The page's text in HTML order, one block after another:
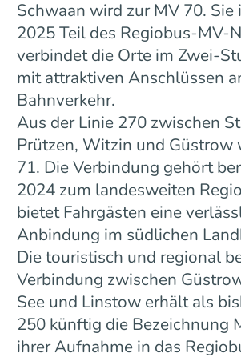
Schwaan wird zur MV 70. Sie
2025 Teil des Regiobus-MV-
verbindet die Orte im Zwei-
mit attraktiven Anschlüssen
Bahnverkehr.
Aus der Linie 270 zwischen
Prützen, Witzin und Güstrow
71. Die Verbindung gehört
2024 zum landesweiten
bietet Fahrgästen eine
Anbindung im südlichen
Die touristisch und regional
Verbindung zwischen
See und Linstow erhält als
250 künftig die Bezeichnung
ihrer Aufnahme in das